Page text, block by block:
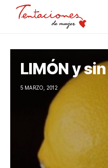
LIMÓN y
5 MARZO, 2012